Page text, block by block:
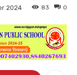
2024 0
83